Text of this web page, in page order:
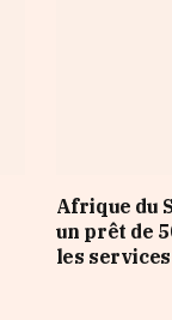
Afrique du
un prêt de
les